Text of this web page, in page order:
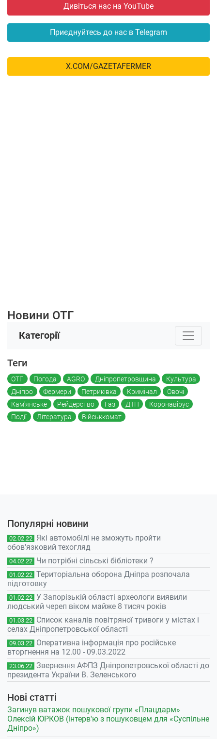
Дивіться нас на YouTube
Приєднуйтесь до нас в Telegram
X.COM/GAZETAFERMER
Новини ОТГ
Категорії
Теги
ОТГ Погода AGRO Дніпропетровщина
Культура
Дніпро
Фермери Петриківка Кримінал
Овочі
Кам'янське
Рейдерство Газ ДТП
Коронавірус
Події
Література Військкомат
Популярні новини
02.02.22 Які автомобілі не зможуть пройти
обов'язковий техогляд
04.02.22 Чи потрібні сільські бібліотеки ?
01.02.22 Територіальна оборона Дніпра розпочала
підготовку
01.02.22 У Запорізькій області археологи виявили
людський череп віком майже 8 тисяч років
01.03.22 Список каналів повітряної тривоги у містах і
селах Дніпропетровської області
09.03.22 Оперативна інформація про російське
вторгнення на 12.00 - 09.03.2022
23.06.22 Звернення АФПЗ Дніпропетровської області до
президента України В. Зеленського
Нові статті
Загинув ватажок пошукової групи «Плацдарм»
Олексій ЮРКОВ (інтерв'ю з пошуковцем для «Суспільне
Дніпро»)